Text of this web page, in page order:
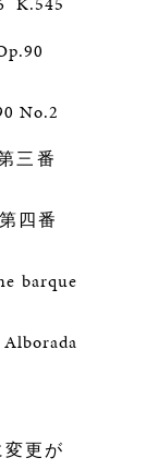
No.2
三番
barque
更が